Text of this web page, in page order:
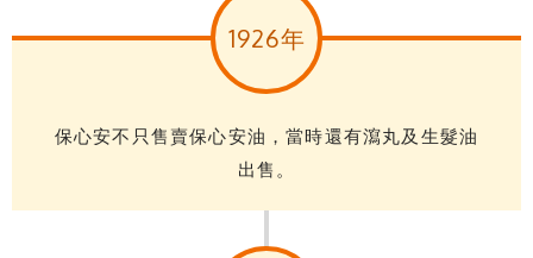
1926年
保心安不只售賣保心安油，當時還有瀉丸及生髮油
出售。